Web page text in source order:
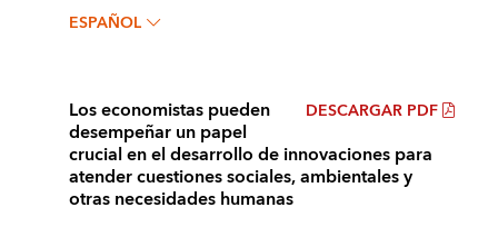
ESPAÑOL
DESCARGAR PDF
Los economistas pueden
desempeñar un papel
crucial en el desarrollo de innovaciones para
atender cuestiones sociales, ambientales y
otras necesidades humanas